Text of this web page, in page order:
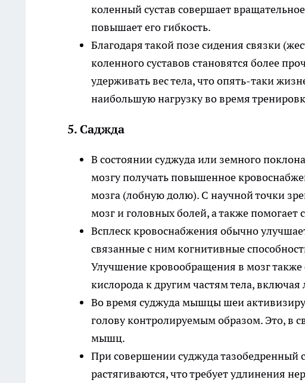
коленный сустав совершает
повышает его гибкость.
Благодаря такой позе сидения связки
коленного суставов становятся более
удерживать вес тела, что опять-таки
наибольшую нагрузку во время
5. Саджда
В состоянии суджуда или земного
мозгу получать повышенное
мозга (лобную долю). С научной точки
мозг и головных болей, а также помогает
Всплеск кровоснабжения обычно
связанные с ним когнитивные
Улучшение кровообращения в мозг
кислорода к другим частям тела,
Во время суджуда мышцы шеи
голову контролируемым образом. Это, в
мышц.
При совершении суджуда тазобедренный
растягиваются, что требует удлинения